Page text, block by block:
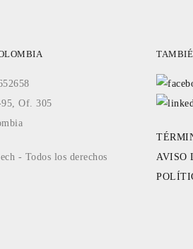
Of. 305
- Todos los derechos
AVISO